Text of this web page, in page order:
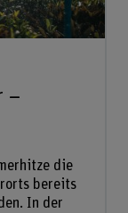
–
die
bereits
In der